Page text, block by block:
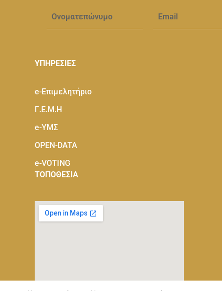
ΥΠΗΡΕΣΙΕΣ
e-Eπιμελητήριο
Γ.Ε.Μ.Η
e-ΥΜΣ
OPEN-DATA
e-VOTING
ΤΟΠΟΘΕΣΙΑ